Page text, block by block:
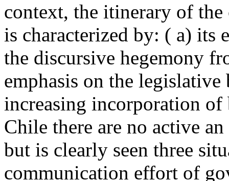
context, the itinerary of
is characterized by: ( a) its
the discursive hegemony
emphasis on the
increasing incorporation
Chile there are no active
but is clearly seen three
communication effort of